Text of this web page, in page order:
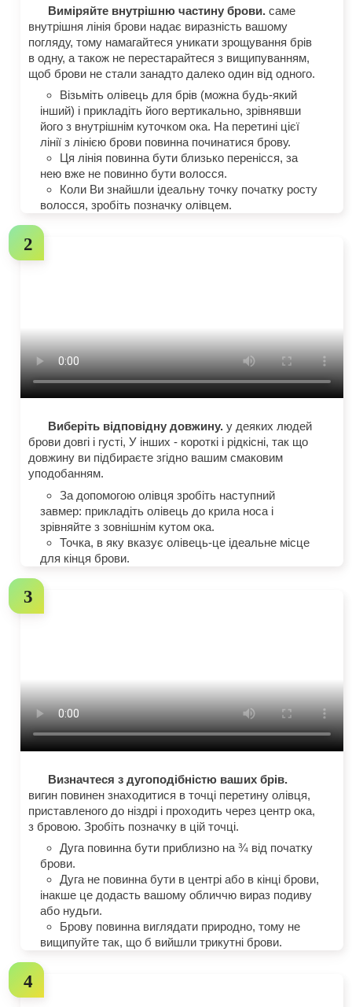
Виміряйте внутрішню частину брови. саме
внутрішня лінія брови надає виразність вашому
погляду, тому намагайтеся уникати зрощування брів
в одну, а також не перестарайтеся з вищипуванням,
щоб брови не стали занадто далеко один від одного.
Візьміть олівець для брів (можна будь-який
інший) і прикладіть його вертикально, зрівнявши
його з внутрішнім куточком ока. На перетині цієї
лінії з лінією брови повинна починатися брову.
Ця лінія повинна бути близько перенісся, за
нею вже не повинно бути волосся.
Коли Ви знайшли ідеальну точку початку росту
волосся, зробіть позначку олівцем.
Виберіть відповідну довжину. у деяких людей
брови довгі і густі, У інших - короткі і рідкісні, так що
довжину ви підбираєте згідно вашим смаковим
уподобанням.
За допомогою олівця зробіть наступний
завмер: прикладіть олівець до крила носа і
зрівняйте з зовнішнім кутом ока.
Точка, в яку вказує олівець-це ідеальне місце
для кінця брови.
Визначтеся з дугоподібністю ваших брів.
вигин повинен знаходитися в точці перетину олівця,
приставленого до ніздрі і проходить через центр ока,
з бровою. Зробіть позначку в цій точці.
Дуга повинна бути приблизно на ¾ від початку
брови.
Дуга не повинна бути в центрі або в кінці брови,
інакше це додасть вашому обличчю вираз подиву
або нудьги.
Брову повинна виглядати природно, тому не
вищипуйте так, що б вийшли трикутні брови.